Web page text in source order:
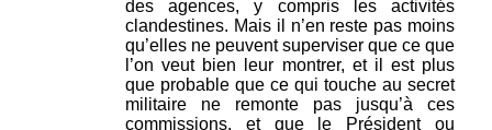
des agences, y compris les activités
clandestines. Mais il n’en reste pas moins
qu’elles ne peuvent superviser que ce que
l’on veut bien leur montrer, et il est plus
que probable que ce qui touche au secret
militaire ne remonte pas jusqu’à ces
commissions, et que le Président ou